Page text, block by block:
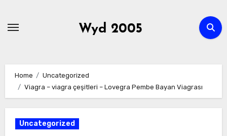
Wyd 2005
Home
Uncategorized
Viagra – viagra çeşitleri – Lovegra Pembe Bayan Viagrası
Uncategorized